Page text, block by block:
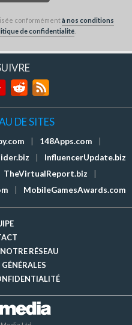
conformémentà nos conditions
de confidentialité.
DE SITES
148Apps.com
InfluencerUpdate.biz
TheVirtualReport.biz
MobileGamesAwards.com
RÉSEAU